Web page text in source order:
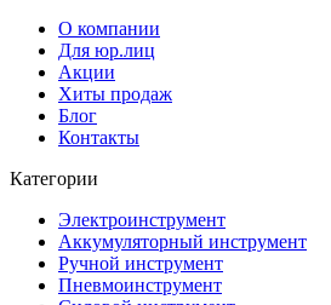
О компании
Для юр.лиц
Акции
Хиты продаж
Блог
Контакты
Категории
Электроинструмент
Аккумуляторный инструмент
Ручной инструмент
Пневмоинструмент